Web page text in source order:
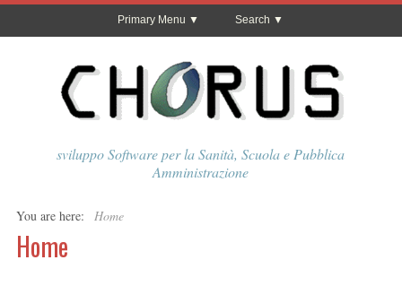
Primary Menu Search
sviluppo Software per la Sanità, Scuola e Pubblica
Amministrazione
You are here: Home
Home